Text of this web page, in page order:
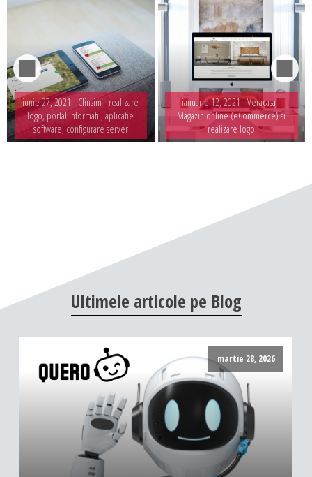
iunie 27, 2021 - Clinsim - realizare
logo, portal informatii, aplicatie
software, configurare server
ianuarie 12, 2021 -Veracasa -
Magazin online (eCommerce) si
realizare logo
Ultimele articole pe Blog
martie 28, 2026